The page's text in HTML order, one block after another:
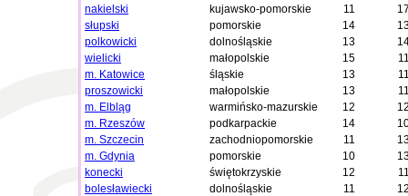
nakielski
kujawsko-pomorskie 11
słupski
pomorskie 14
polkowicki
dolnośląskie 13
wielicki
małopolskie 15
m. Katowice
śląskie 13
proszowicki
małopolskie 13
m. Elbląg
warmińsko-mazurskie 12
m. Rzeszów
podkarpackie 14
m. Szczecin
zachodniopomorskie 11
m. Gdynia
pomorskie 10
konecki
świętokrzyskie 12
bolesławiecki
dolnośląskie 11